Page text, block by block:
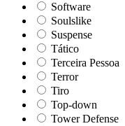
Software
Soulslike
Suspense
Tático
Terceira Pessoa
Terror
Tiro
Top-down
Tower Defense